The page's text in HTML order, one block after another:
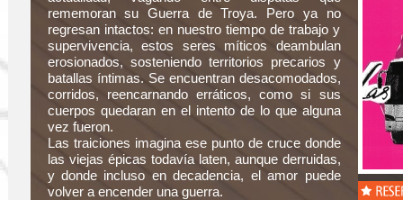
rememoran su Guerra de Troya. Pero ya no
regresan intactos: en nuestro tiempo de trabajo y
supervivencia, estos seres míticos deambulan
erosionados, sosteniendo territorios precarios y
batallas íntimas. Se encuentran desacomodados,
corridos, reencarnando erráticos, como si sus
cuerpos quedaran en el intento de lo que alguna
vez fueron.
Las traiciones imagina ese punto de cruce donde
las viejas épicas todavía laten, aunque derruidas,
y donde incluso en decadencia, el amor puede
volver a encender una guerra.